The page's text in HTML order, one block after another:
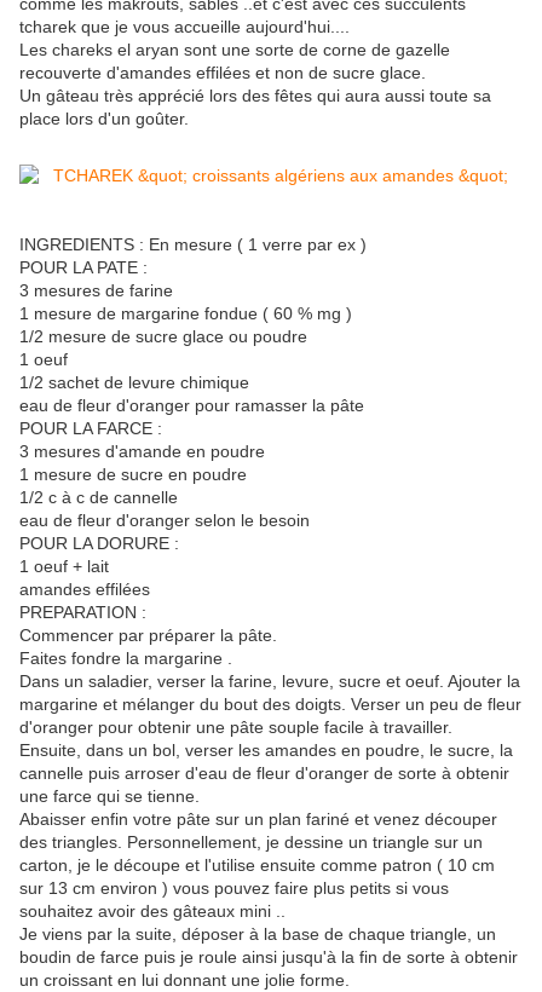
tcharek que je vous accueille aujourd'hui....
Les chareks el aryan sont une sorte de corne de gazelle
recouverte d'amandes effilées et non de sucre glace.
Un gâteau très apprécié lors des fêtes qui aura aussi toute sa
place lors d'un goûter.
INGREDIENTS : En mesure ( 1 verre par ex )
POUR LA PATE :
3 mesures de farine
1 mesure de margarine fondue ( 60 % mg )
1/2 mesure de sucre glace ou poudre
1 oeuf
1/2 sachet de levure chimique
eau de fleur d'oranger pour ramasser la pâte
POUR LA FARCE :
3 mesures d'amande en poudre
1 mesure de sucre en poudre
1/2 c à c de cannelle
eau de fleur d'oranger selon le besoin
POUR LA DORURE :
1 oeuf + lait
amandes effilées
PREPARATION :
Commencer par préparer la pâte.
Faites fondre la margarine .
Dans un saladier, verser la farine, levure, sucre et oeuf. Ajouter la
margarine et mélanger du bout des doigts. Verser un peu de fleur
d'oranger pour obtenir une pâte souple facile à travailler.
Ensuite, dans un bol, verser les amandes en poudre, le sucre, la
cannelle puis arroser d'eau de fleur d'oranger de sorte à obtenir
une farce qui se tienne.
Abaisser enfin votre pâte sur un plan fariné et venez découper
des triangles. Personnellement, je dessine un triangle sur un
carton, je le découpe et l'utilise ensuite comme patron ( 10 cm
sur 13 cm environ ) vous pouvez faire plus petits si vous
souhaitez avoir des gâteaux mini ..
Je viens par la suite, déposer à la base de chaque triangle, un
boudin de farce puis je roule ainsi jusqu'à la fin de sorte à obtenir
un croissant en lui donnant une jolie forme.